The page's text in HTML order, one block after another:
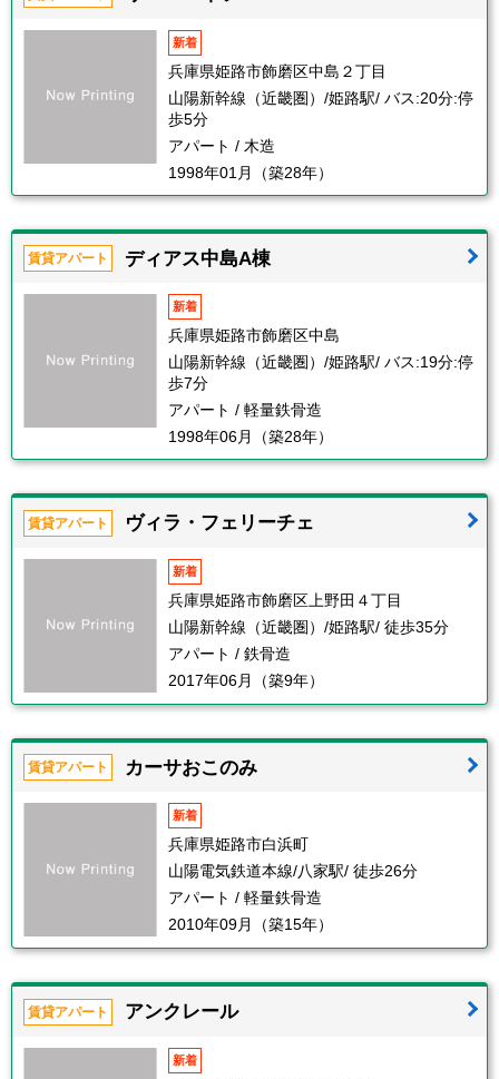
新着
兵庫県姫路市飾磨区中島２丁目
山陽新幹線（近畿圏）/姫路駅/ バス:20分:停
歩5分
アパート / 木造
1998年01月（築28年）
賃貸アパート ディアス中島A棟
新着
兵庫県姫路市飾磨区中島
山陽新幹線（近畿圏）/姫路駅/ バス:19分:停
歩7分
アパート / 軽量鉄骨造
1998年06月（築28年）
賃貸アパート ヴィラ・フェリーチェ
新着
兵庫県姫路市飾磨区上野田４丁目
山陽新幹線（近畿圏）/姫路駅/ 徒歩35分
アパート / 鉄骨造
2017年06月（築9年）
賃貸アパート カーサおこのみ
新着
兵庫県姫路市白浜町
山陽電気鉄道本線/八家駅/ 徒歩26分
アパート / 軽量鉄骨造
2010年09月（築15年）
賃貸アパート アンクレール
新着